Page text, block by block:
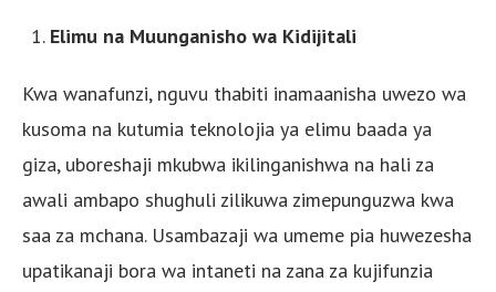
Elimu na Muunganisho wa Kidijitali
Kwa wanafunzi, nguvu thabiti inamaanisha uwezo wa
kusoma na kutumia teknolojia ya elimu baada ya
giza, uboreshaji mkubwa ikilinganishwa na hali za
awali ambapo shughuli zilikuwa zimepunguzwa kwa
saa za mchana. Usambazaji wa umeme pia huwezesha
upatikanaji bora wa intaneti na zana za kujifunzia